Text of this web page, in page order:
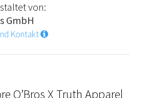
von:
GmbH
Kontakt
O’Bros X Truth Apparel